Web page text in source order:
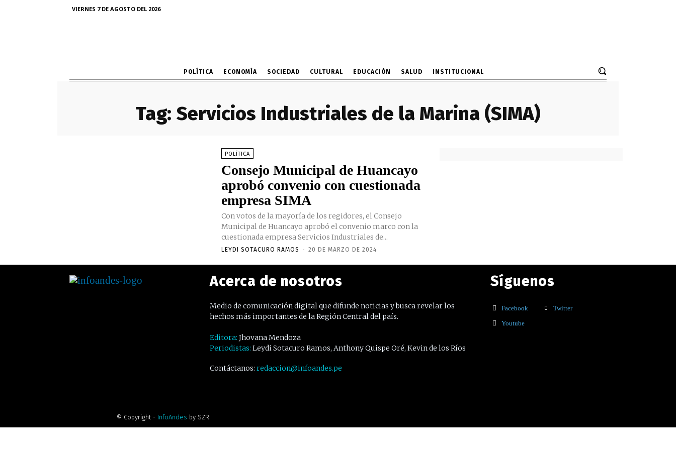
VIERNES 7 DE AGOSTO DEL 2026
POLÍTICA ECONOMÍA SOCIEDAD CULTURAL EDUCACIÓN SALUD INSTITUCIONAL
Tag: Servicios Industriales de la Marina (SIMA)
POLÍTICA
Consejo Municipal de Huancayo
aprobó convenio con cuestionada
empresa SIMA
Con votos de la mayoría de los regidores, el Consejo
Municipal de Huancayo aprobó el convenio marco con la
cuestionada empresa Servicios Industriales de...
LEYDI SOTACURO RAMOS - 20 DE MARZO DE 2024
Acerca de nosotros
Medio de comunicación digital que difunde noticias y busca revelar los
hechos más importantes de la Región Central del país.
Editora: Jhovana Mendoza
Periodistas: Leydi Sotacuro Ramos, Anthony Quispe Oré, Kevin de los Ríos
Contáctanos: redaccion@infoandes.pe
Síguenos
Facebook
Twitter
Youtube
© Copyright - InfoAndes by SZR